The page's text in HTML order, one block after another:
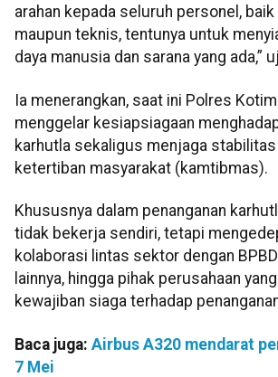
arahan kepada seluruh personel,
maupun teknis, tentunya untuk
daya manusia dan sarana yang ada,”
Ia menerangkan, saat ini Polres
menggelar kesiapsiagaan
karhutla sekaligus menjaga stabilitas
ketertiban masyarakat (kamtibmas).
Khususnya dalam penanganan
tidak bekerja sendiri, tetapi
kolaborasi lintas sektor dengan
lainnya, hingga pihak perusahaan
kewajiban siaga terhadap
Baca juga: Airbus A320 mendarat
7 Mei